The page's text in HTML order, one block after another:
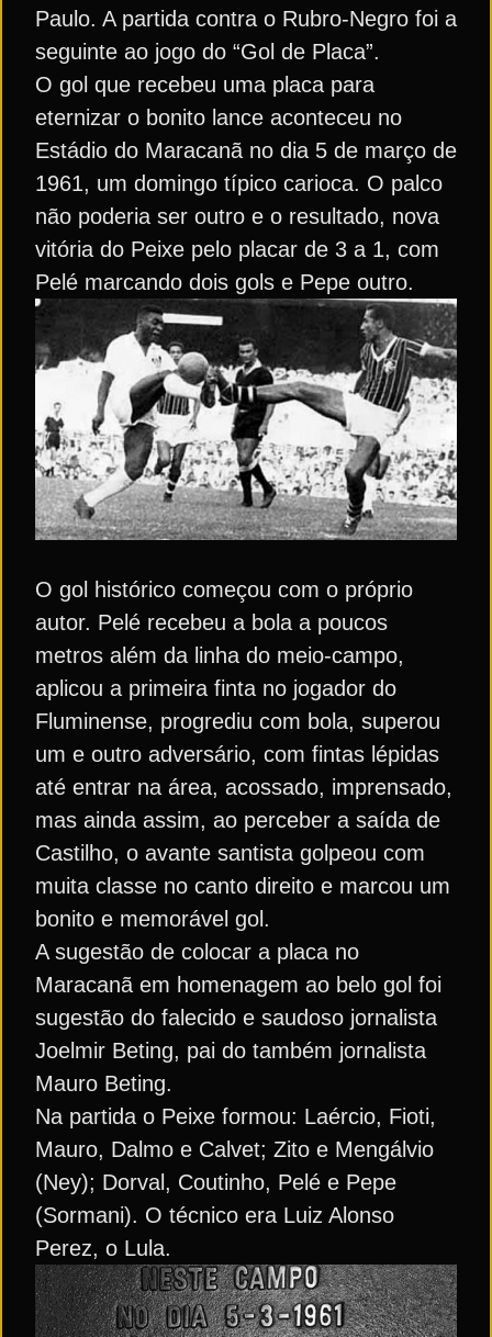
Paulo. A partida contra o Rubro-Negro foi a
seguinte ao jogo do “Gol de Placa”.
O gol que recebeu uma placa para
eternizar o bonito lance aconteceu no
Estádio do Maracanã no dia 5 de março de
1961, um domingo típico carioca. O palco
não poderia ser outro e o resultado, nova
vitória do Peixe pelo placar de 3 a 1, com
Pelé marcando dois gols e Pepe outro.
O gol histórico começou com o próprio
autor. Pelé recebeu a bola a poucos
metros além da linha do meio-campo,
aplicou a primeira finta no jogador do
Fluminense, progrediu com bola, superou
um e outro adversário, com fintas lépidas
até entrar na área, acossado, imprensado,
mas ainda assim, ao perceber a saída de
Castilho, o avante santista golpeou com
muita classe no canto direito e marcou um
bonito e memorável gol.
A sugestão de colocar a placa no
Maracanã em homenagem ao belo gol foi
sugestão do falecido e saudoso jornalista
Joelmir Beting, pai do também jornalista
Mauro Beting.
Na partida o Peixe formou: Laércio, Fioti,
Mauro, Dalmo e Calvet; Zito e Mengálvio
(Ney); Dorval, Coutinho, Pelé e Pepe
(Sormani). O técnico era Luiz Alonso
Perez, o Lula.